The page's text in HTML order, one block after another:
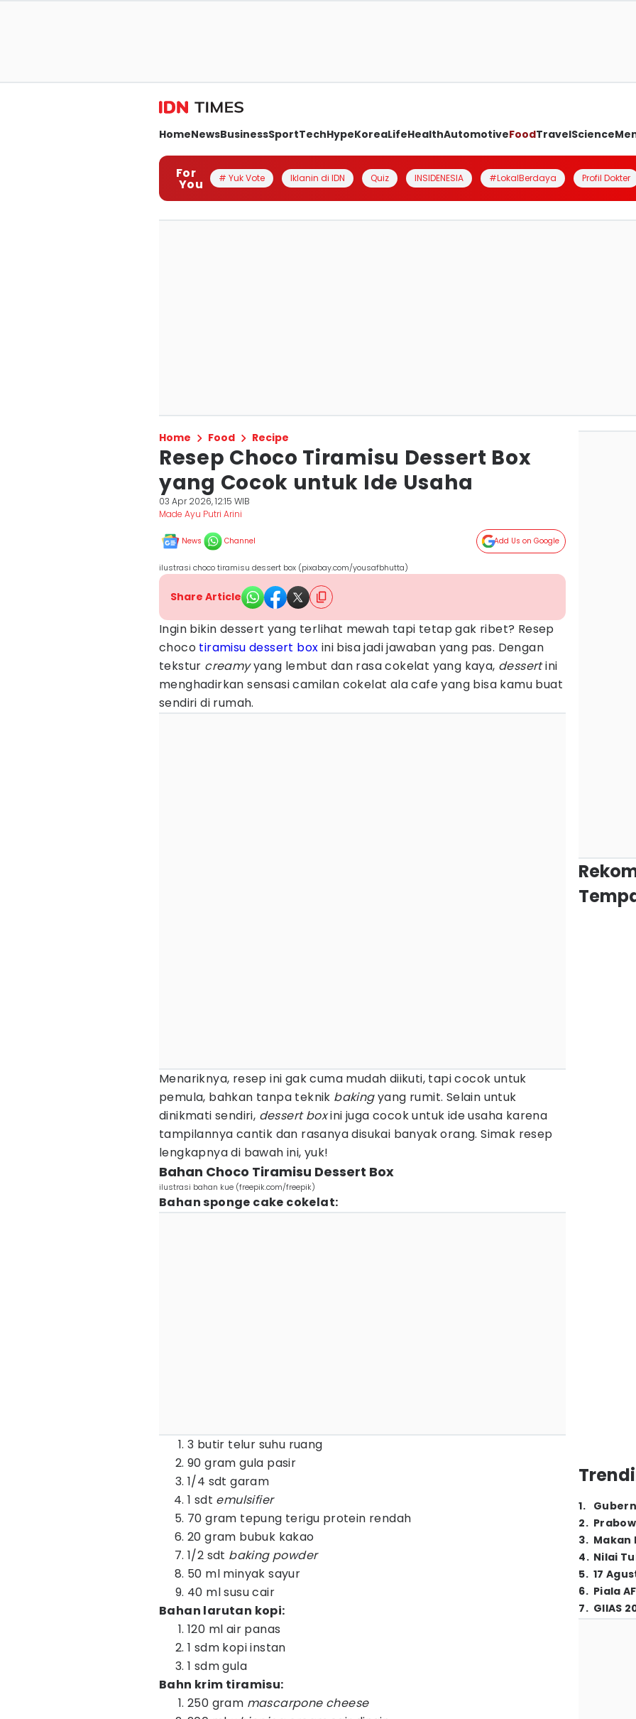
HomeNewsBusinessSportTechHypeKoreaLifeHealthAutomotiveFoodTravelScience
For
You # Yuk Vote Iklanin di IDN Quiz INSIDENESIA #LokalBerdaya Profil Dokter
Home Food Recipe
Resep Choco Tiramisu Dessert Box
yang Cocok untuk Ide Usaha
03 Apr 2026, 12:15 WIB
Made Ayu Putri Arini
News Channel Add Us on Google
ilustrasi choco tiramisu dessert box (pixabay.com/yousafbhutta)
Share Article
Ingin bikin dessert yang terlihat mewah tapi tetap gak ribet? Resep
choco tiramisu dessert box ini bisa jadi jawaban yang pas. Dengan
tekstur creamyyang lembut dan rasa cokelat yang kaya, dessertini
menghadirkan sensasi camilan cokelat ala cafe yang bisa kamu buat
sendiri di rumah.
Menariknya, resep ini gak cuma mudah diikuti, tapi cocok untuk
pemula, bahkan tanpa teknik bakingyang rumit. Selain untuk
dinikmati sendiri, dessert boxini juga cocok untuk ide usaha karena
tampilannya cantik dan rasanya disukai banyak orang. Simak resep
lengkapnya di bawah ini, yuk!
Bahan Choco Tiramisu Dessert Box
ilustrasi bahan kue (freepik.com/freepik)
Bahan sponge cake cokelat:
3 butir telur suhu ruang
90 gram gula pasir
1/4 sdt garam
1 sdt emulsifier
70 gram tepung terigu protein rendah
20 gram bubuk kakao
1/2 sdt baking powder
50 ml minyak sayur
40 ml susu cair
Bahan larutan kopi:
120 ml air panas
1 sdm kopi instan
1 sdm gula
Bahn krim tiramisu:
250 gram mascarpone cheese
1.
2.
3. Makan
4. Nilai
5. 17
6. Piala
7. GIIAS